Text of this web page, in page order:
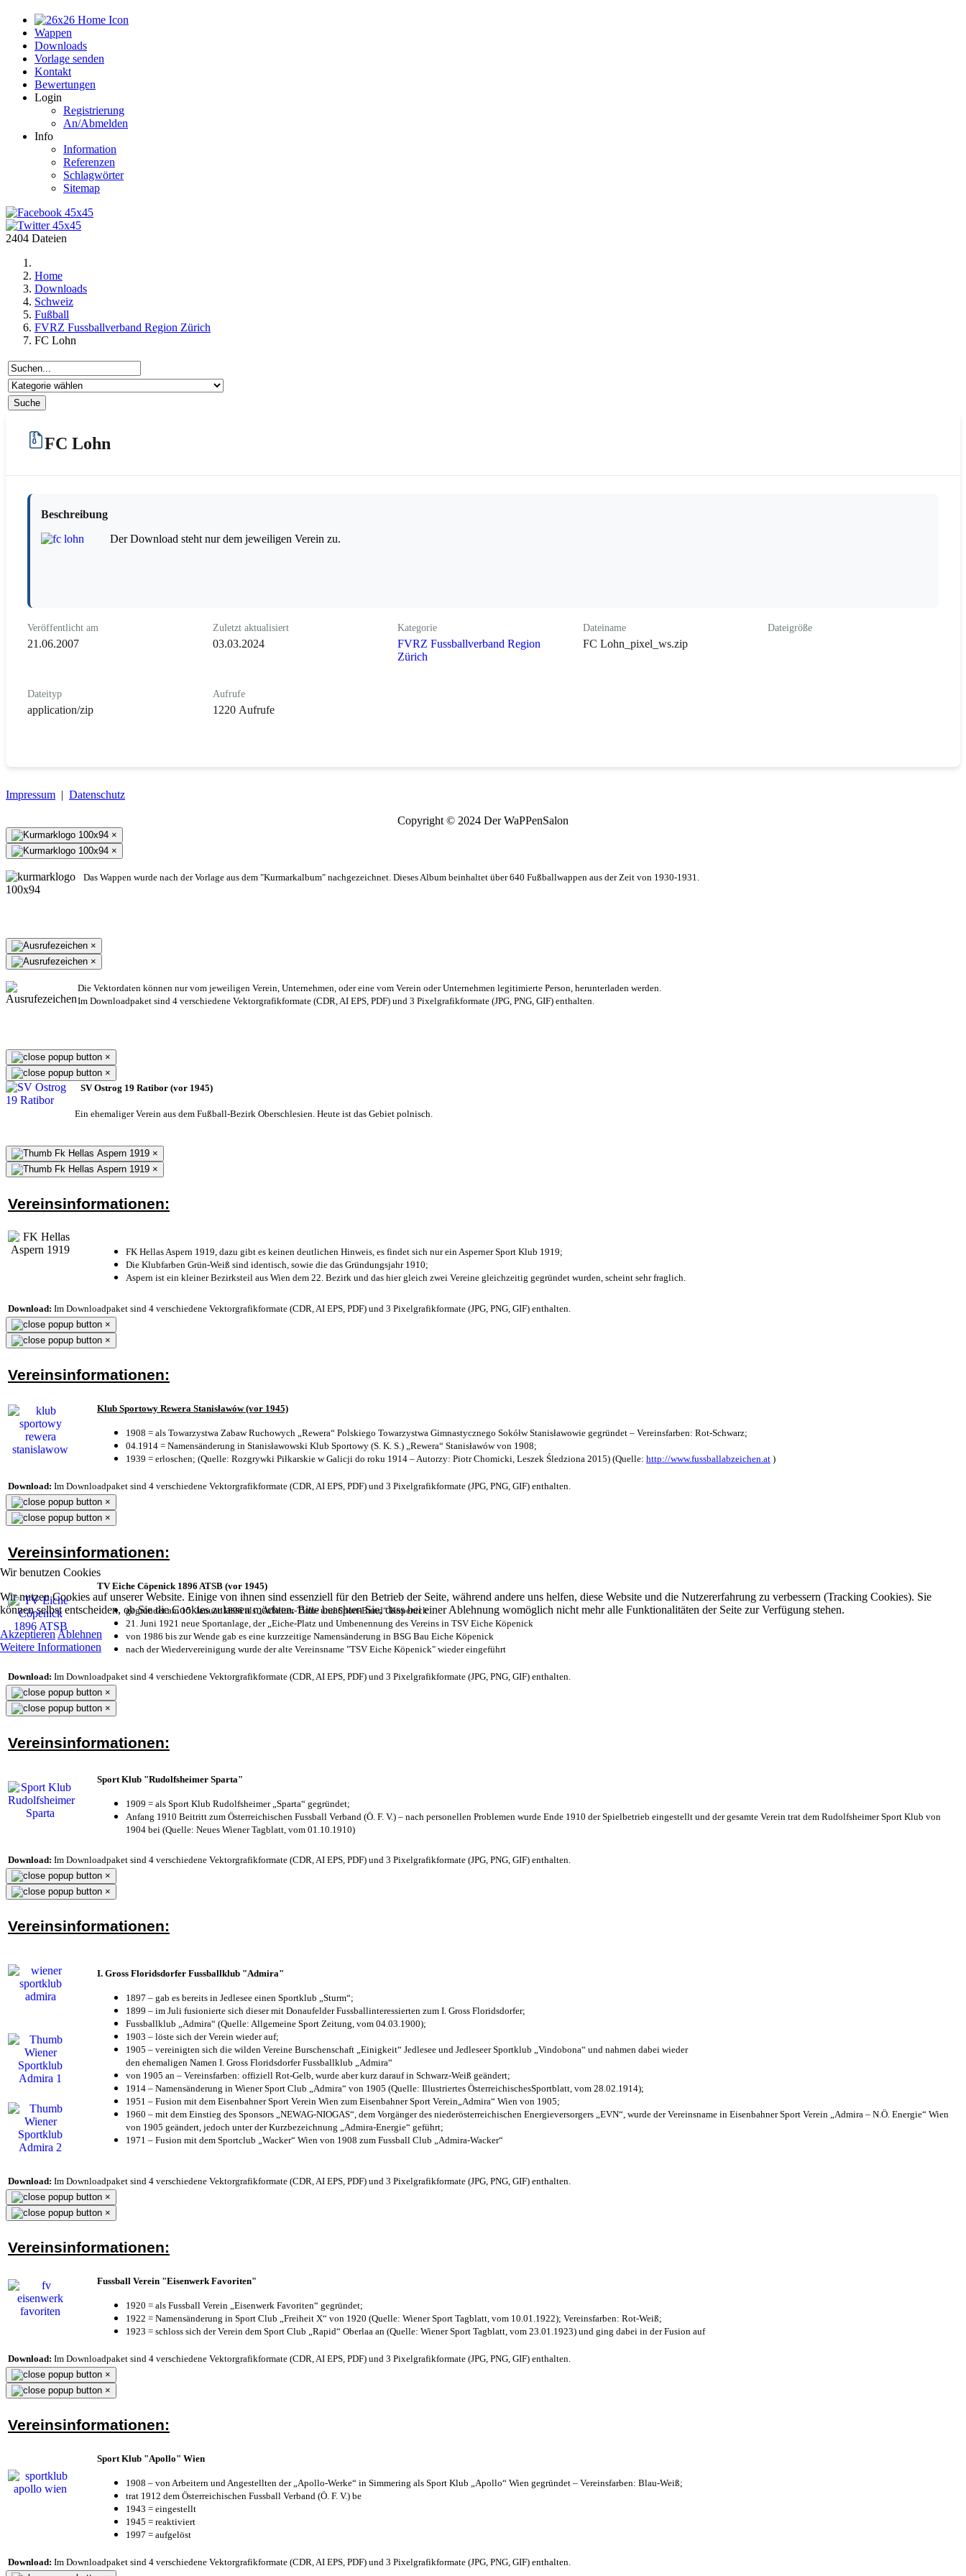
Wappen
Downloads
Vorlage senden
Kontakt
Bewertungen
Login
Registrierung
An/Abmelden
Info
Information
Referenzen
Schlagwörter
Sitemap
2404 Dateien
Home
Downloads
Schweiz
Fußball
FVRZ Fussballverband Region Zürich
FC Lohn
FC Lohn
Beschreibung
Der Download steht nur dem jeweiligen Verein zu.
Veröffentlicht am
21.06.2007
Zuletzt aktualisiert
03.03.2024
Kategorie
FVRZ Fussballverband Region
Zürich
Dateiname
FC Lohn_pixel_ws.zip
Dateigröße
Dateityp
application/zip
Aufrufe
1220 Aufrufe
Impressum | Datenschutz
Copyright © 2024 Der WaPPenSalon
Wir benutzen Cookies
Wir nutzen Cookies auf unserer Website. Einige von ihnen sind essenziell für den Betrieb der Seite, während andere uns helfen, diese Website und die Nutzererfahrung zu verbessern (Tracking Cookies). Sie
können selbst entscheiden, ob Sie die Cookies zulassen möchten. Bitte beachten Sie, dass bei einer Ablehnung womöglich nicht mehr alle Funktionalitäten der Seite zur Verfügung stehen.
AkzeptierenAblehnen
Weitere Informationen
×
×
Das Wappen wurde nach der Vorlage aus dem "Kurmarkalbum" nachgezeichnet. Dieses Album beinhaltet über 640 Fußballwappen aus der Zeit von 1930-1931.
×
×
Die Vektordaten können nur vom jeweiligen Verein, Unternehmen, oder eine vom Verein oder Unternehmen legitimierte Person, herunterladen werden.
Im Downloadpaket sind 4 verschiedene Vektorgrafikformate (CDR, AI EPS, PDF) und 3 Pixelgrafikformate (JPG, PNG, GIF) enthalten.
×
×
SV Ostrog 19 Ratibor (vor 1945)
Ein ehemaliger Verein aus dem Fußball-Bezirk Oberschlesien. Heute ist das Gebiet polnisch.
×
×
Vereinsinformationen:
FK Hellas Aspern 1919, dazu gibt es keinen deutlichen Hinweis, es findet sich nur ein Asperner Sport Klub 1919;
Die Klubfarben Grün-Weiß sind identisch, sowie die das Gründungsjahr 1910;
Aspern ist ein kleiner Bezirksteil aus Wien dem 22. Bezirk und das hier gleich zwei Vereine gleichzeitig gegründet wurden, scheint sehr fraglich.
Download: Im Downloadpaket sind 4 verschiedene Vektorgrafikformate (CDR, AI EPS, PDF) und 3 Pixelgrafikformate (JPG, PNG, GIF) enthalten.
×
×
Vereinsinformationen:
Klub Sportowy Rewera Stanisławów (vor 1945)
1908 = als Towarzystwa Zabaw Ruchowych „Rewera“ Polskiego Towarzystwa Gimnastycznego Sokółw Stanisławowie gegründet – Vereinsfarben: Rot-Schwarz;
04.1914 = Namensänderung in Stanisławowski Klub Sportowy (S. K. S.) „Rewera“ Stanisławów von 1908;
1939 = erloschen; (Quelle: Rozgrywki Piłkarskie w Galicji do roku 1914 – Autorzy: Piotr Chomicki, Leszek Śledziona 2015) (Quelle: http://www.fussballabzeichen.at )
Download: Im Downloadpaket sind 4 verschiedene Vektorgrafikformate (CDR, AI EPS, PDF) und 3 Pixelgrafikformate (JPG, PNG, GIF) enthalten.
×
×
Vereinsinformationen:
TV Eiche Cöpenick 1896 ATSB (vor 1945)
gegründet am 15. Januar 1896 als „Arbeiter-Turn- und Sport-Bund“ Köpenick
21. Juni 1921 neue Sportanlage, der „Eiche-Platz und Umbenennung des Vereins in TSV Eiche Köpenick
von 1986 bis zur Wende gab es eine kurzzeitige Namensänderung in BSG Bau Eiche Köpenick
nach der Wiedervereinigung wurde der alte Vereinsname "TSV Eiche Köpenick" wieder eingeführt
Download: Im Downloadpaket sind 4 verschiedene Vektorgrafikformate (CDR, AI EPS, PDF) und 3 Pixelgrafikformate (JPG, PNG, GIF) enthalten.
×
×
Vereinsinformationen:
Sport Klub "Rudolfsheimer Sparta"
1909 = als Sport Klub Rudolfsheimer „Sparta“ gegründet;
Anfang 1910 Beitritt zum Österreichischen Fussball Verband (Ö. F. V.) – nach personellen Problemen wurde Ende 1910 der Spielbetrieb eingestellt und der gesamte Verein trat dem Rudolfsheimer Sport Klub von
1904 bei (Quelle: Neues Wiener Tagblatt, vom 01.10.1910)
Download: Im Downloadpaket sind 4 verschiedene Vektorgrafikformate (CDR, AI EPS, PDF) und 3 Pixelgrafikformate (JPG, PNG, GIF) enthalten.
×
×
Vereinsinformationen:
I. Gross Floridsdorfer Fussballklub "Admira"
1897 – gab es bereits in Jedlesee einen Sportklub „Sturm“;
1899 – im Juli fusionierte sich dieser mit Donaufelder Fussballinteressierten zum I. Gross Floridsdorfer;
Fussballklub „Admira“ (Quelle: Allgemeine Sport Zeitung, vom 04.03.1900);
1903 – löste sich der Verein wieder auf;
1905 – vereinigten sich die wilden Vereine Burschenschaft „Einigkeit“ Jedlesee und Jedleseer Sportklub „Vindobona“ und nahmen dabei wieder
den ehemaligen Namen I. Gross Floridsdorfer Fussballklub „Admira“
von 1905 an – Vereinsfarben: offiziell Rot-Gelb, wurde aber kurz darauf in Schwarz-Weiß geändert;
1914 – Namensänderung in Wiener Sport Club „Admira“ von 1905 (Quelle: Illustriertes ÖsterreichischesSportblatt, vom 28.02.1914);
1951 – Fusion mit dem Eisenbahner Sport Verein Wien zum Eisenbahner Sport Verein„Admira“ Wien von 1905;
1960 – mit dem Einstieg des Sponsors „NEWAG-NIOGAS“, dem Vorgänger des niederösterreichischen Energieversorgers „EVN“, wurde der Vereinsname in Eisenbahner Sport Verein „Admira – N.Ö. Energie“ Wien
von 1905 geändert, jedoch unter der Kurzbezeichnung „Admira-Energie“ geführt;
1971 – Fusion mit dem Sportclub „Wacker“ Wien von 1908 zum Fussball Club „Admira-Wacker“
Download: Im Downloadpaket sind 4 verschiedene Vektorgrafikformate (CDR, AI EPS, PDF) und 3 Pixelgrafikformate (JPG, PNG, GIF) enthalten.
×
×
Vereinsinformationen:
Fussball Verein "Eisenwerk Favoriten"
1920 = als Fussball Verein „Eisenwerk Favoriten“ gegründet;
1922 = Namensänderung in Sport Club „Freiheit X“ von 1920 (Quelle: Wiener Sport Tagblatt, vom 10.01.1922); Vereinsfarben: Rot-Weiß;
1923 = schloss sich der Verein dem Sport Club „Rapid“ Oberlaa an (Quelle: Wiener Sport Tagblatt, vom 23.01.1923) und ging dabei in der Fusion auf
Download: Im Downloadpaket sind 4 verschiedene Vektorgrafikformate (CDR, AI EPS, PDF) und 3 Pixelgrafikformate (JPG, PNG, GIF) enthalten.
×
×
Vereinsinformationen:
Sport Klub "Apollo" Wien
1908 – von Arbeitern und Angestellten der „Apollo-Werke“ in Simmering als Sport Klub „Apollo“ Wien gegründet – Vereinsfarben: Blau-Weiß;
trat 1912 dem Österreichischen Fussball Verband (Ö. F. V.) be
1943 = eingestellt
1945 = reaktiviert
1997 = aufgelöst
Download: Im Downloadpaket sind 4 verschiedene Vektorgrafikformate (CDR, AI EPS, PDF) und 3 Pixelgrafikformate (JPG, PNG, GIF) enthalten.